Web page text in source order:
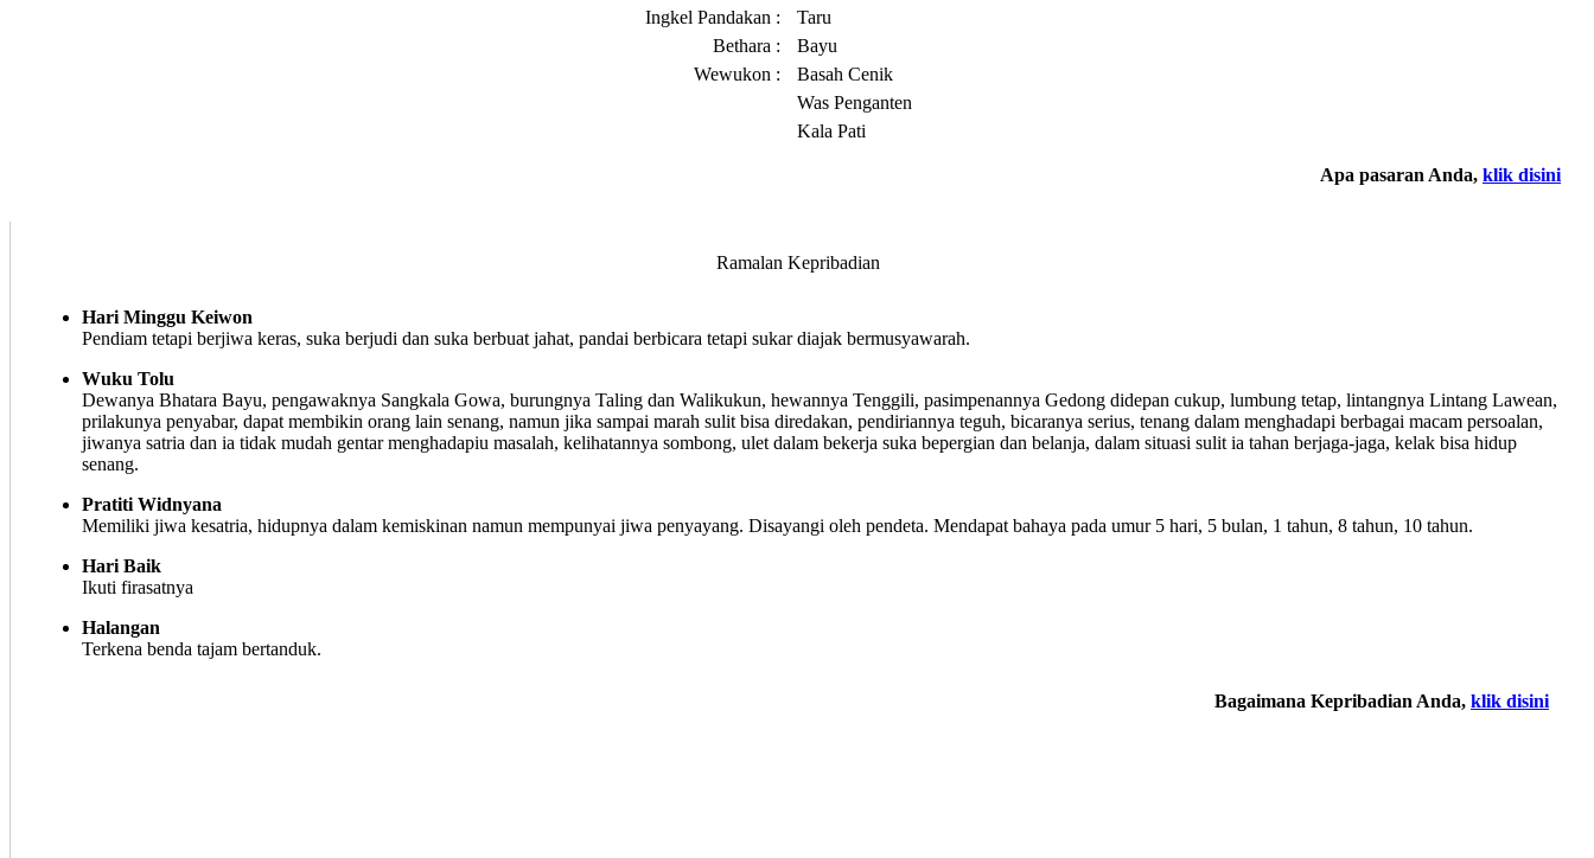
Ingkel Pandakan :
Taru
Bethara :
Bayu
Wewukon :
Basah Cenik
Was Penganten
Kala Pati
Apa pasaran Anda, klik disini
Ramalan Kepribadian
Hari Minggu Keiwon
Pendiam tetapi berjiwa keras, suka berjudi dan suka berbuat jahat, pandai berbicara tetapi sukar diajak bermusyawarah.
Wuku Tolu
Dewanya Bhatara Bayu, pengawaknya Sangkala Gowa, burungnya Taling dan Walikukun, hewannya Tenggili, pasimpenannya Gedong didepan cukup, lumbung tetap, lintangnya Lintang Lawean,
prilakunya penyabar, dapat membikin orang lain senang, namun jika sampai marah sulit bisa diredakan, pendiriannya teguh, bicaranya serius, tenang dalam menghadapi berbagai macam persoalan,
jiwanya satria dan ia tidak mudah gentar menghadapiu masalah, kelihatannya sombong, ulet dalam bekerja suka bepergian dan belanja, dalam situasi sulit ia tahan berjaga-jaga, kelak bisa hidup
senang.
Pratiti Widnyana
Memiliki jiwa kesatria, hidupnya dalam kemiskinan namun mempunyai jiwa penyayang. Disayangi oleh pendeta. Mendapat bahaya pada umur 5 hari, 5 bulan, 1 tahun, 8 tahun, 10 tahun.
Hari Baik
Ikuti firasatnya
Halangan
Terkena benda tajam bertanduk.
Bagaimana Kepribadian Anda, klik disini